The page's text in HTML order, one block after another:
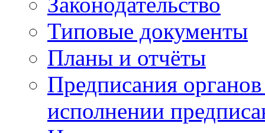
Типовые документы
Планы и отчёты
Предписания
исполнении